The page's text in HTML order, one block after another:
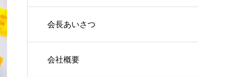
会長あいさつ
会社概要